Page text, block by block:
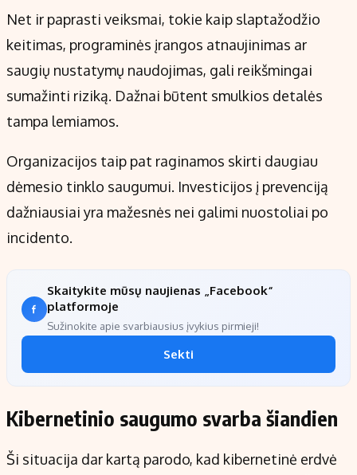
Net ir paprasti veiksmai, tokie kaip slaptažodžio
keitimas, programinės įrangos atnaujinimas ar
saugių nustatymų naudojimas, gali reikšmingai
sumažinti riziką. Dažnai būtent smulkios detalės
tampa lemiamos.
Organizacijos taip pat raginamos skirti daugiau
dėmesio tinklo saugumui. Investicijos į prevenciją
dažniausiai yra mažesnės nei galimi nuostoliai po
incidento.
Skaitykite mūsų naujienas „Facebook“
platformoje
Sužinokite apie svarbiausius įvykius pirmieji!
Sekti
Kibernetinio saugumo svarba šiandien
Ši situacija dar kartą parodo, kad kibernetinė erdvė